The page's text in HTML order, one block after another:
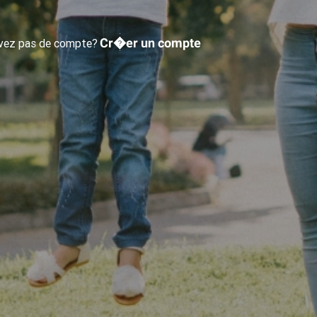
pas de compte?Cr�er un compte